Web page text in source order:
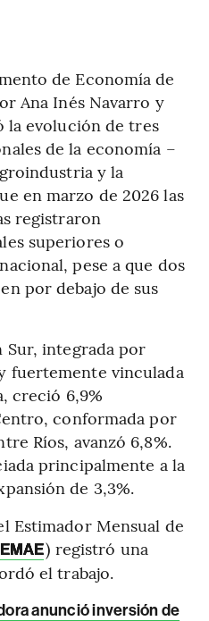
de Economía de
Ana Inés Navarro y
la evolución de tres
de la economía –
y la
en marzo de 2026 las
registraron
superiores o
pese a que dos
por debajo de sus
Sur, integrada por
fuertemente vinculada
creció 6,9%
conformada por
Ríos, avanzó 6,8%.
principalmente a la
de 3,3%.
Estimador Mensual de
EMAE) registró una
el trabajo.
anunció inversión de